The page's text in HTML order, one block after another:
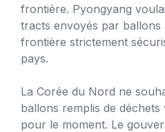
frontière. Pyongyang
tracts envoyés par ballons
frontière strictement
pays.
La Corée du Nord ne
ballons remplis de
pour le moment. Le